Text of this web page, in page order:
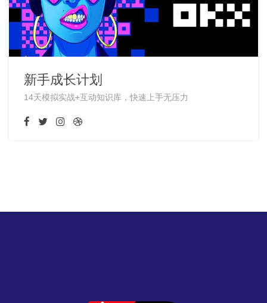
新手成长计划
14天模拟实战+互动知识库，快速上手无压力